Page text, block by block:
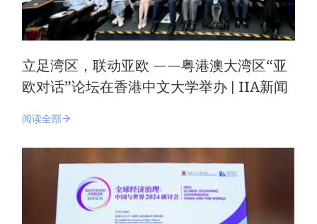
立足湾区，联动亚欧 ——粤港澳大湾区“亚
欧对话”论坛在香港中文大学举办 | IIA新闻
阅读全部